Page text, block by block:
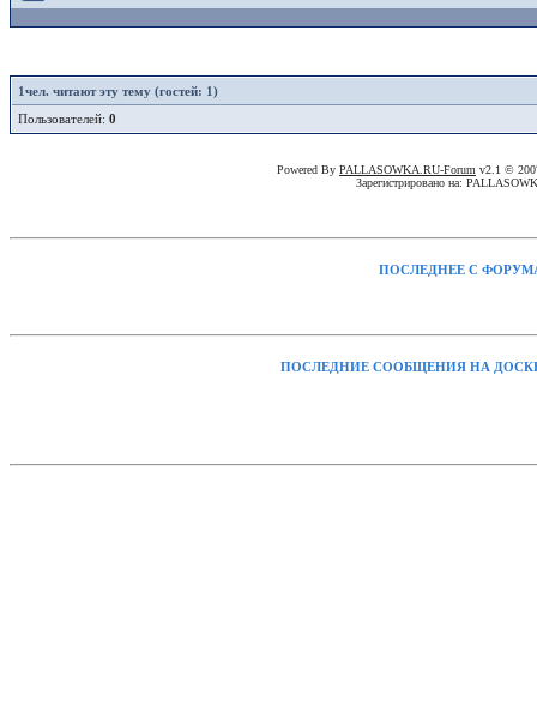
1чел. читают эту тему (гостей: 1)
Пользователей: 0
Powered By PALLASOWKA.RU-Forum v2.1 ©
Зарегистрировано на:
ПОСЛЕДНЕЕ С
ПОСЛЕДНИЕ СООБЩЕНИЯ НА